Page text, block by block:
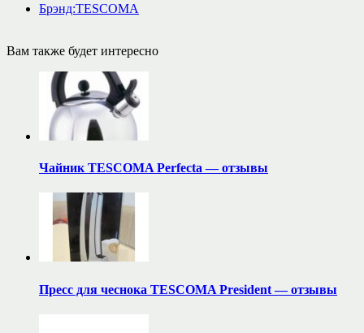
Брэнд:TESCOMA
Вам также будет интересно
Чайник TESCOMA Perfecta — отзывы
Пресс для чеснока TESCOMA President — отзывы